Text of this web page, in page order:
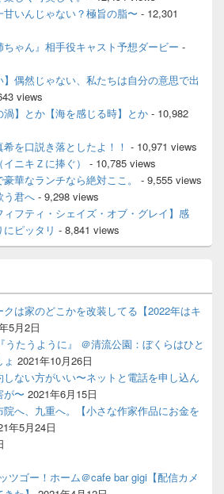
いんじゃない？極旨の脂〜 - 12,301
ゃん』相手役キャスト予想ダービー -
】偶然じゃない、私たちは自分の意思で出
views
】とか【海を感じる時】とか - 10,982
を口説き落としたよ！！ - 10,971 views
ニキＺに捧ぐ）
- 10,785 views
華なランチなら絶対ここ。
- 9,555 views
う君へ - 9,298 views
フティ・シェイズ・オブ・グレイ】感
ピッタリ - 8,841 views
は家のどこかを改装してる【2022年はキ
5月2日
うたうように』 ＠清流公園：ぼくらはひと
2021年10月26日
ない方がいい〜ネットと電話を申し込ん
が〜 2021年6月15日
へ、九重へ。【小さな作家作品にお金を
年5月24日
ツゴー！ホーム＠cafe bar gigi【配信カメ